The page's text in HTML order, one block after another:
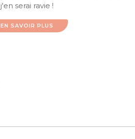
j'en serai ravie !
EN SAVOIR PLUS